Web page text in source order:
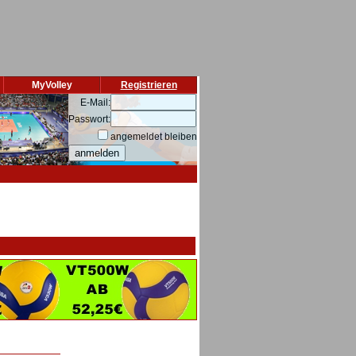
Registrieren
MyVolley
E-Mail:
Passwort:
angemeldet bleiben